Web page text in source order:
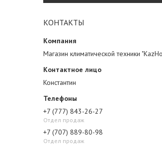
КОНТАКТЫ
Магазин климатической техники
Константин
+7 (777) 843-26-27
Отдел продаж
+7 (707) 889-80-98
Отдел продаж